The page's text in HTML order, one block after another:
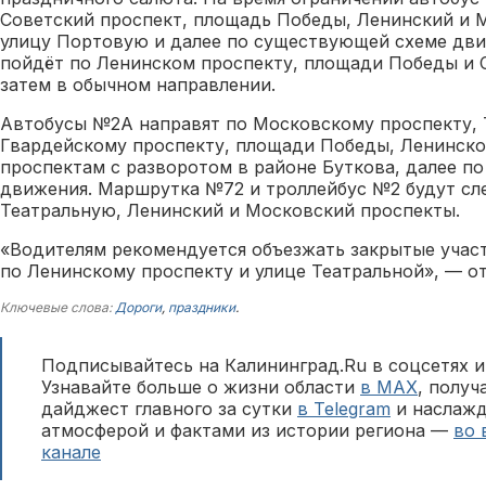
Советский проспект, площадь Победы, Ленинский и
улицу Портовую и далее по существующей схеме
пойдёт по Ленинском проспекту, площади Победы и
затем в обычном направлении.
Автобусы №2А направят по Московскому проспекту,
Гвардейскому проспекту, площади Победы,
проспектам с разворотом в районе Буткова, далее
движения. Маршрутка №72 и троллейбус №2 будут
Театральную, Ленинский и Московский проспекты.
«Водителям рекомендуется объезжать закрытые
по Ленинскому проспекту и улице Театральной», —
Ключевые слова:Дороги, праздники.
Подписывайтесь на Калининград.Ru в соцсетях
Узнавайте больше о жизни области в MAX,
дайджест главного за сутки в Telegram и
атмосферой и фактами из истории региона — во
канале